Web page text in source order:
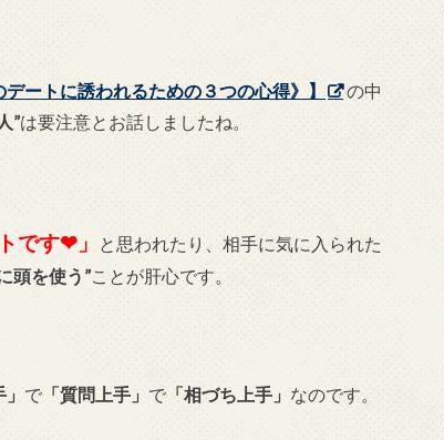
ートに誘われるための３つの心得》】
の中
”は要注意とお話しましたね。
です❤︎」
と思われたり、相手に気に入られた
頭を使う”ことが肝心です。
で 「質問上手」 で 「相づち上手」 なのです。